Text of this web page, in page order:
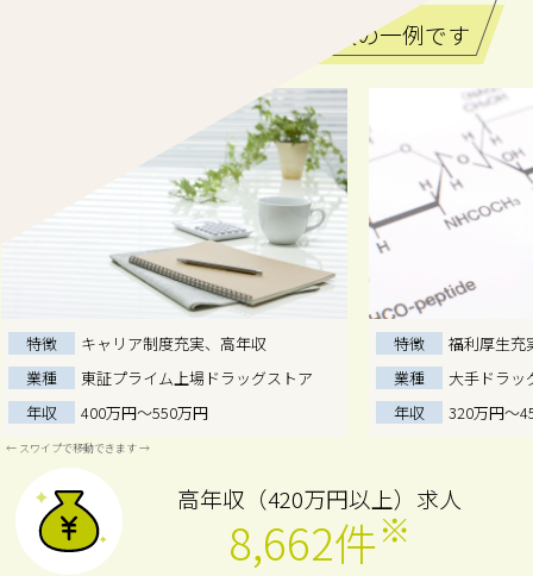
ご紹介できる登録販売者求人の一例です
特徴
キャリア制度充実、高年収
業種
東証プライム上場ドラッグストア
年収
400万円～550万円
特徴
福利厚生充
業種
大手ドラッ
年収
320万円～
高年収（420万円以上）求人
8,662件※